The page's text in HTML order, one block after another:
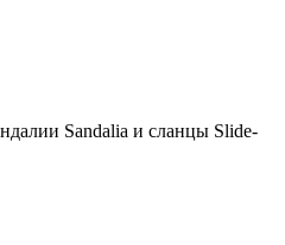
Sandalia и сланцы Slide-